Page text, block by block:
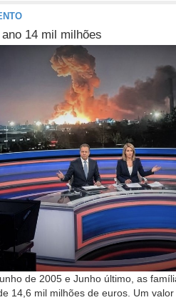
14 mil milhões
de 2005 e Junho último, as
14,6 mil milhões de euros. Um